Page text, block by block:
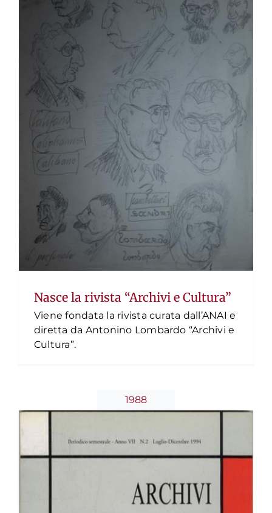
Nasce la rivista “Archivi e Cultura”
Viene fondata la rivista curata dall’ANAI e
diretta da Antonino Lombardo “Archivi e
Cultura”.
1988
Nasce la rivista “Archivi per la storia”
Timeline